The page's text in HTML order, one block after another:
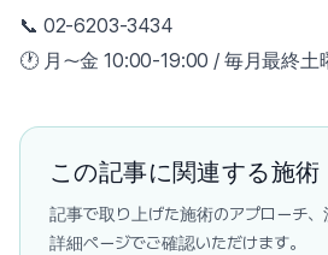
📞 02-6203-3434
🕐 月〜金 10:00-19:00 / 毎月最終土
この記事に関連する施術
記事で取り上げた施術のアプローチ
詳細ページでご確認いただけます。